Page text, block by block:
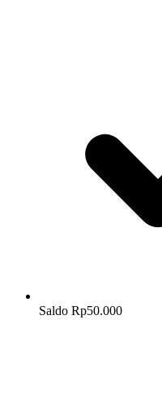
Saldo Rp50.000